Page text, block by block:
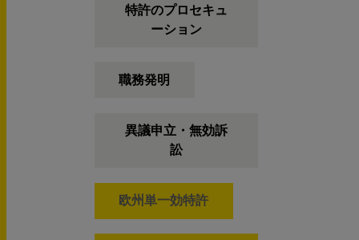
特許のプロセキュ
ーション
職務発明
異議申立・無効訴
訟
欧州単一効特許